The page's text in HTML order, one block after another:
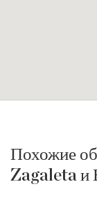
Похожие
Zagaleta и